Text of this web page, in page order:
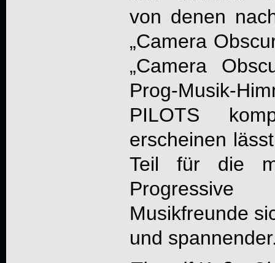
von denen
„Camera
„Camera
Prog-
PILOTS
erscheinen
Teil für die
Progressive
Musikfreunde
und